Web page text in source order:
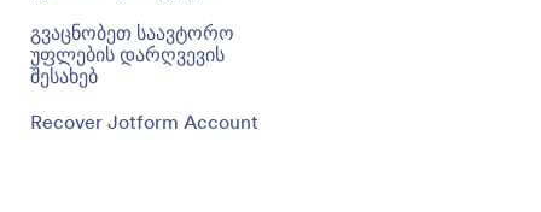
გვაცნობეთ საავტორო
უფლების დარღვევის
შესახებ
Recover Jotform Account